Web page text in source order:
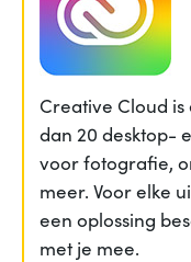
Creative Cloud
dan 20 desktop-
voor fotografie,
meer. Voor elke
een oplossing
met je mee.